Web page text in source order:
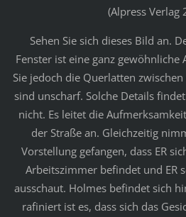
(Alpress Verlag
Sehen Sie sich dieses Bild an.
Fenster ist eine ganz gewöhnliche
Sie jedoch die Querlatten
sind unscharf. Solche Details
nicht. Es leitet die
der Straße an. Gleichzeitig
Vorstellung gefangen, dass ER
Arbeitszimmer befindet und ER
ausschaut. Holmes befindet sich
rafiniert ist es, dass sich das